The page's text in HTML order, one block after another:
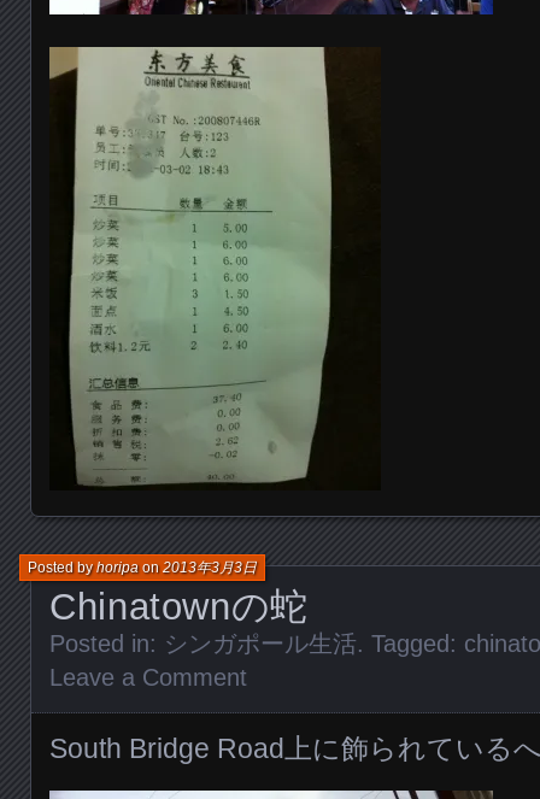
Chinatownの蛇
Posted byhoripaon2013年3月3日
Posted in: シンガポール生活. Tagged:
Leave a Comment
South Bridge Road上に飾られている